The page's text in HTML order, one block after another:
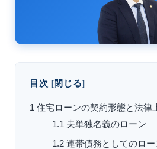
目次 [閉じる]
1 住宅ローンの契約形態と法律
1.1 夫単独名義のローン
1.2 連帯債務としてのロー